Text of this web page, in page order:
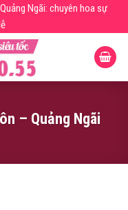
Ngãi: chuyên hoa sự
– Quảng Ngãi